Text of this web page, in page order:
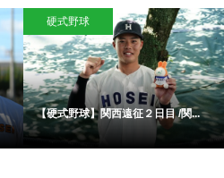
硬式野球
【硬式野球】関西遠征２日目 /関...